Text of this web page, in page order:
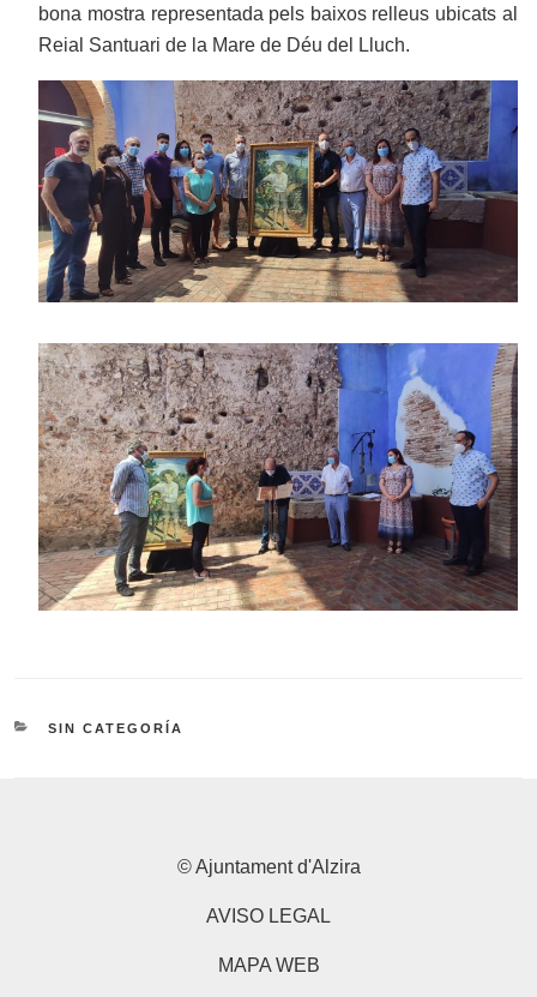
bona mostra representada pels baixos relleus ubicats al
Reial Santuari de la Mare de Déu del Lluch.
CATEGORÍAS
SIN CATEGORÍA
© Ajuntament d'Alzira
AVISO LEGAL
MAPA WEB